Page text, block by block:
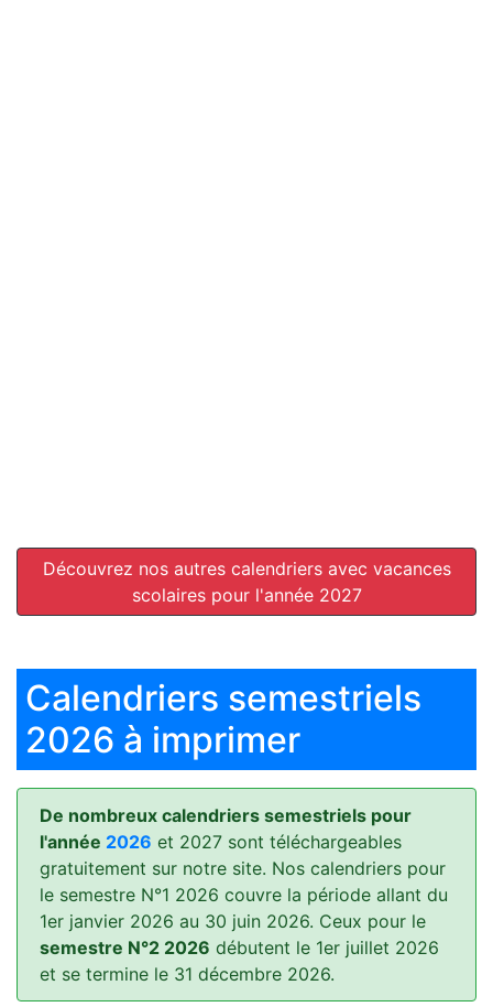
Découvrez nos autres calendriers avec vacances
scolaires pour l'année 2027
Calendriers semestriels
2026 à imprimer
De nombreux calendriers semestriels pour
l'année 2026 et 2027 sont téléchargeables
gratuitement sur notre site. Nos calendriers pour
le semestre N°1 2026 couvre la période allant du
1er janvier 2026 au 30 juin 2026. Ceux pour le
semestre N°2 2026 débutent le 1er juillet 2026
et se termine le 31 décembre 2026.